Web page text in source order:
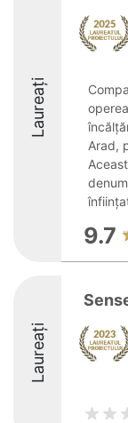
Laureați
Arad,
9.7
Laureați